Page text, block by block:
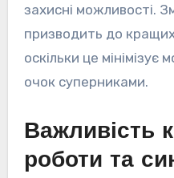
захисні можливості.
призводить до кращих
оскільки це
очок суперниками.
Важливість
роботи та